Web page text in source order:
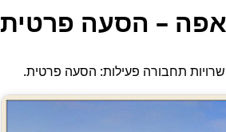
– הסעה פרטית